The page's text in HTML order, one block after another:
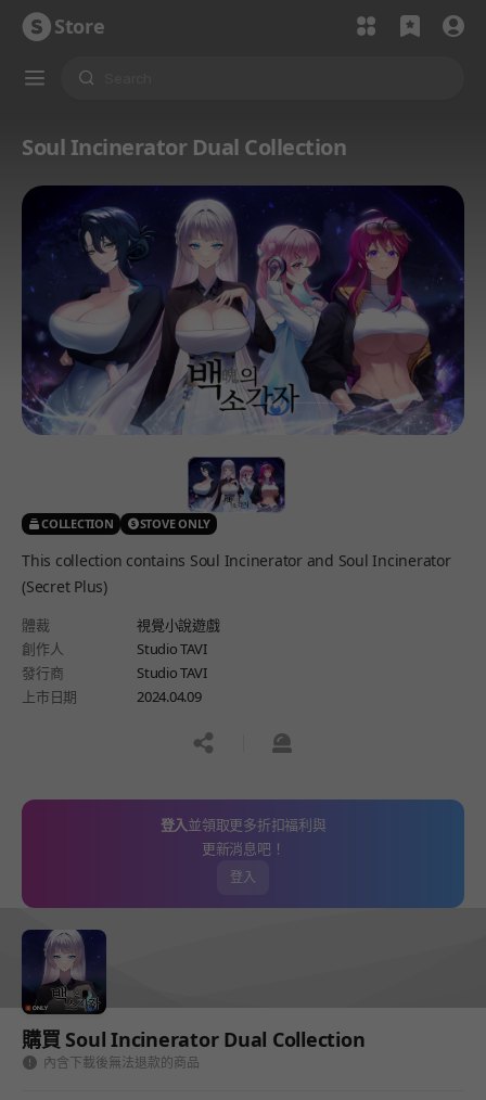
Store
Soul Incinerator Dual Collection
COLLECTION STOVE ONLY
This collection contains Soul Incinerator and Soul Incinerator
(Secret Plus)
體裁
視覺小說遊戲
創作人
Studio TAVI
發行商
Studio TAVI
上市日期
2024.04.09
공유하기신고하기
登入並領取更多折扣福利與
更新消息吧！
登入
購買 Soul Incinerator Dual Collection
內含下載後無法退款的商品